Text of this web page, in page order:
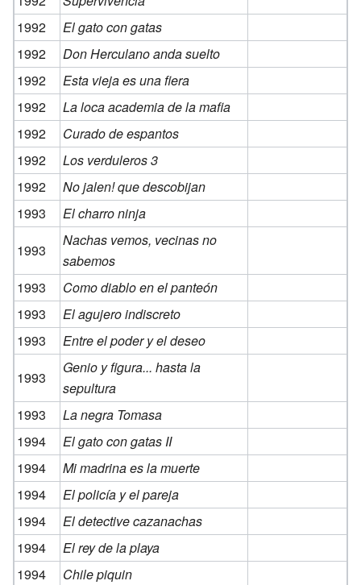
1992
El gato con gatas
1992
Don Herculano anda suelto
1992
Esta vieja es una fiera
1992
La loca academia de la mafia
1992
Curado de espantos
1992
Los verduleros 3
1992
No jalen! que descobijan
1993
El charro ninja
1993
Nachas vemos, vecinas no
sabemos
1993
Como diablo en el panteón
1993
El agujero indiscreto
1993
Entre el poder y el deseo
1993
Genio y figura... hasta la
sepultura
1993
La negra Tomasa
1994
El gato con gatas II
1994
Mi madrina es la muerte
1994
El policía y el pareja
1994
El detective cazanachas
1994
El rey de la playa
1994
Chile piquin